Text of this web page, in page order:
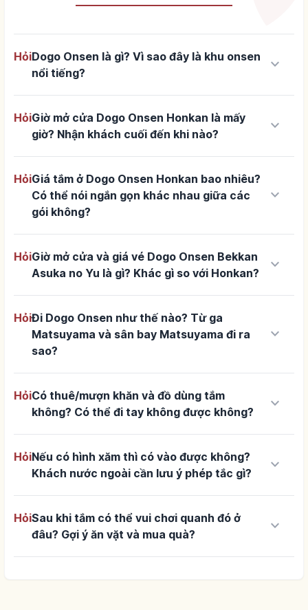
HỏiDogo Onsen là gì? Vì sao đây là khu onsen
nổi tiếng?
keyboard_arrow_down
HỏiGiờ mở cửa Dogo Onsen Honkan là mấy
giờ? Nhận khách cuối đến khi nào?
keyboard_arrow_down
HỏiGiá tắm ở Dogo Onsen Honkan bao nhiêu?
Có thể nói ngắn gọn khác nhau giữa các
gói không?
keyboard_arrow_down
HỏiGiờ mở cửa và giá vé Dogo Onsen Bekkan
Asuka no Yu là gì? Khác gì so với Honkan?
keyboard_arrow_down
HỏiĐi Dogo Onsen như thế nào? Từ ga
Matsuyama và sân bay Matsuyama đi ra
sao?
keyboard_arrow_down
HỏiCó thuê/mượn khăn và đồ dùng tắm
không? Có thể đi tay không được không?
keyboard_arrow_down
HỏiNếu có hình xăm thì có vào được không?
Khách nước ngoài cần lưu ý phép tắc gì?
keyboard_arrow_down
HỏiSau khi tắm có thể vui chơi quanh đó ở
đâu? Gợi ý ăn vặt và mua quà?
keyboard_arrow_down